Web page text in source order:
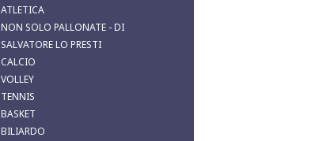
ATLETICA
NON SOLO PALLONATE - DI
SALVATORE LO PRESTI
CALCIO
VOLLEY
TENNIS
BASKET
BILIARDO